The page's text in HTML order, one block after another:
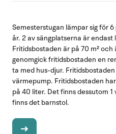
Semesterstugan lämpar sig för
år. 2 av sängplatserna är
Fritidsbostaden är på 70 m² och
genomgick fritidsbostaden en
ta med hus-djur.
värmepump. Fritidsbostaden
på 40 liter. Det finns dessutom
finns det barnstol.